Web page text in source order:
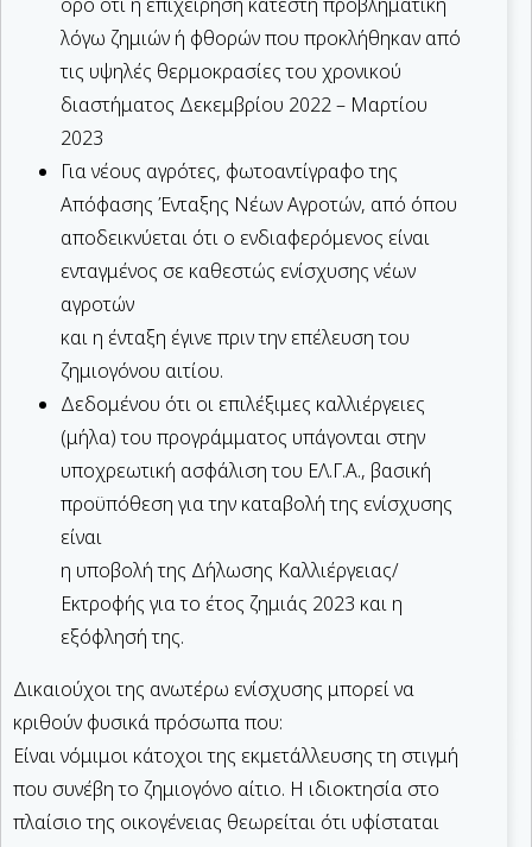
όρο ότι η επιχείρηση κατέστη προβληματική
λόγω ζημιών ή φθορών που προκλήθηκαν από
τις υψηλές θερμοκρασίες του χρονικού
διαστήματος Δεκεμβρίου 2022 – Μαρτίου
2023
Για νέους αγρότες, φωτοαντίγραφο της
Απόφασης Ένταξης Νέων Αγροτών, από όπου
αποδεικνύεται ότι ο ενδιαφερόμενος είναι
ενταγμένος σε καθεστώς ενίσχυσης νέων
αγροτών
και η ένταξη έγινε πριν την επέλευση του
ζημιογόνου αιτίου.
Δεδομένου ότι οι επιλέξιμες καλλιέργειες
(μήλα) του προγράμματος υπάγονται στην
υποχρεωτική ασφάλιση του ΕΛ.Γ.Α., βασική
προϋπόθεση για την καταβολή της ενίσχυσης
είναι
η υποβολή της Δήλωσης Καλλιέργειας/
Εκτροφής για το έτος ζημιάς 2023 και η
εξόφλησή της.
Δικαιούχοι της ανωτέρω ενίσχυσης μπορεί να
κριθούν φυσικά πρόσωπα που:
Είναι νόμιμοι κάτοχοι της εκμετάλλευσης τη στιγμή
που συνέβη το ζημιογόνο αίτιο. Η ιδιοκτησία στο
πλαίσιο της οικογένειας θεωρείται ότι υφίσταται